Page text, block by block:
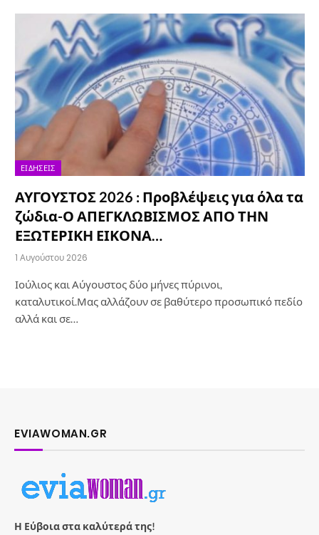
ΕΙΔΉΣΕΙΣ
ΑΥΓΟΥΣΤΟΣ 2026 : Προβλέψεις για όλα τα
ζώδια-Ο ΑΠΕΓΚΛΩΒΙΣΜΟΣ ΑΠΟ ΤΗΝ
ΕΞΩΤΕΡΙΚΗ ΕΙΚΟΝΑ…
1 Αυγούστου 2026
Ιούλιος και Αύγουστος δύο μήνες πύρινοι,
καταλυτικοί.Μας αλλάζουν σε βαθύτερο προσωπικό πεδίο
αλλά και σε…
EVIAWOMAN.GR
Η Εύβοια στα καλύτερά της!